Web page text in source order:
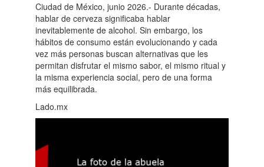
Ciudad de México, junio 2026.- Durante décadas,
hablar de cerveza significaba hablar
inevitablemente de alcohol. Sin embargo, los
hábitos de consumo están evolucionando y cada
vez más personas buscan alternativas que les
permitan disfrutar el mismo sabor, el mismo ritual y
la misma experiencia social, pero de una forma
más equilibrada.
Lado.mx